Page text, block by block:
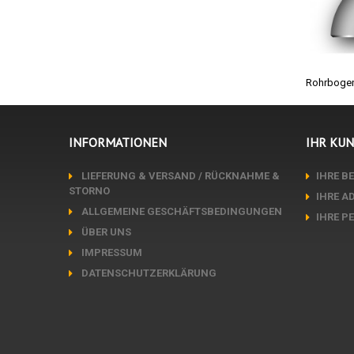
INFORMATIONEN
LIEFERUNG & VERSAND / RÜCKNAHME &
STORNO
ALLGEMEINE GESCHÄFTSBEDINGUNGEN
ÜBER UNS
IMPRESSUM
DATENSCHUTZERKLÄRUNG
IHR
IHRE
IHRE
IHRE